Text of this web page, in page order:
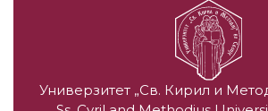
Универзитет „Св. Кирил и